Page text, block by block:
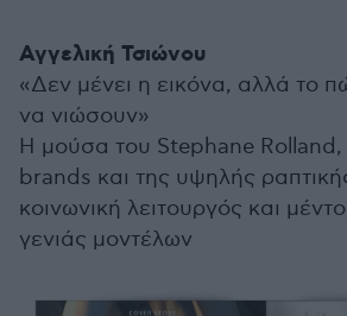
Αγγελική Τσιώνου
«Δεν μένει η εικόνα, αλλά το
να νιώσουν»
Η μούσα του Stephane
brands και της υψηλής
κοινωνική λειτουργός και
γενιάς μοντέλων